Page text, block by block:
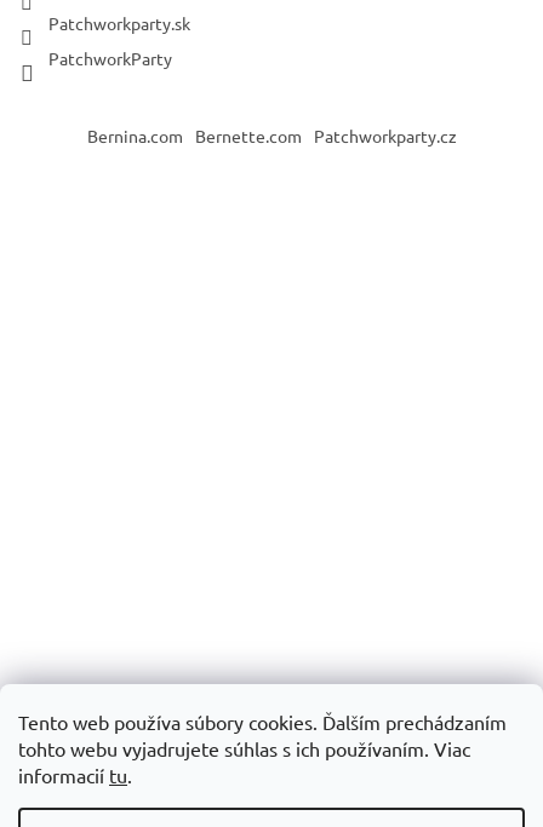
Tento web používa súbory cookies. Ďalším prechádzaním
tohto webu vyjadrujete súhlas s ich používaním. Viac
informacií tu.
Patchworkparty.sk
PatchworkParty
Bernina.com Bernette.com Patchworkparty.cz
Vytvoril Shoptet